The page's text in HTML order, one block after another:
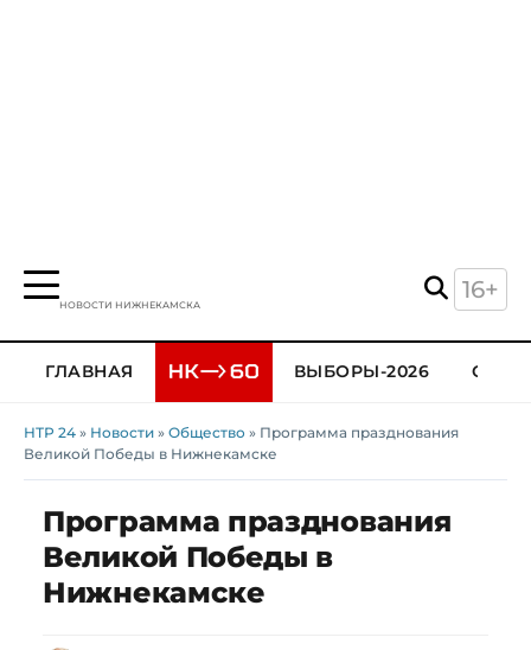
НОВОСТИ НИЖНЕКАМСКА
16+
ГЛАВНАЯ ВЫБОРЫ-2026
НТР 24 » Новости » Общество » Программа празднования
Великой Победы в Нижнекамске
Программа празднования
Великой Победы в
Нижнекамске